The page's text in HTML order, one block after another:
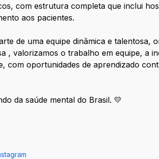
com estrutura completa que inclui
aos pacientes.
de uma equipe dinâmica e talentosa,
, valorizamos o trabalho em equipe, a
com oportunidades de aprendizado
da saúde mental do Brasil. 💛